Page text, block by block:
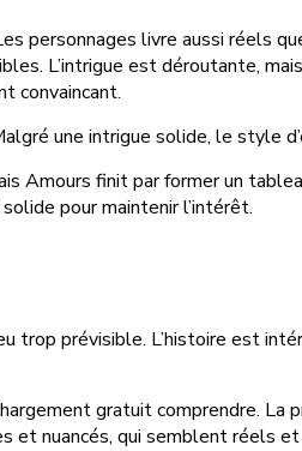
personnages livre aussi réels
L’intrigue est déroutante,
convaincant.
une intrigue solide, le style
Amours finit par former un
pour maintenir l’intérêt.
prévisible. L’histoire est
gratuit comprendre.
et nuancés, qui semblent réels